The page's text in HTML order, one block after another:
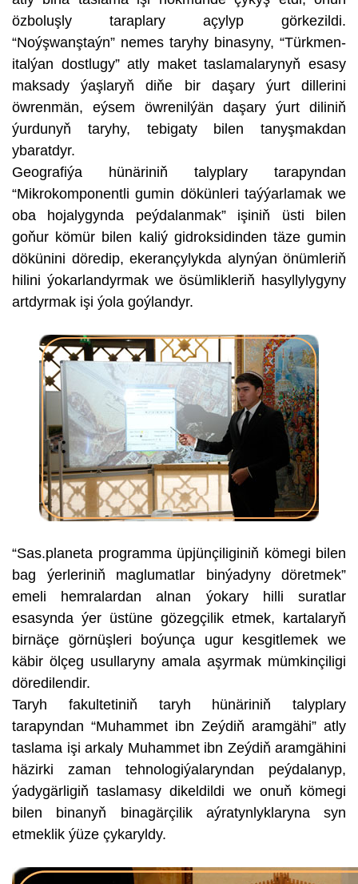
özboluşly taraplary açylyp görkezildi.
“Noýşwanştaýn” nemes taryhy binasyny, “Türkmen-
italýan dostlugy” atly maket taslamalarynyň esasy
maksady ýaşlaryň diňe bir daşary ýurt dillerini
öwrenmän, eýsem öwrenilýän daşary ýurt diliniň
ýurdunyň taryhy, tebigaty bilen tanyşmakdan
ybaratdyr.
Geografiýa hünäriniň talyplary tarapyndan
“Mikrokomponentli gumin dökünleri taýýarlamak we
oba hojalygynda peýdalanmak” işiniň üsti bilen
goňur kömür bilen kaliý gidroksidinden täze gumin
dökünini döredip, ekerançylykda alynýan önümleriň
hilini ýokarlandyrmak we ösümlikleriň hasyllylygyny
artdyrmak işi ýola goýlandyr.
“Sas.planeta programma üpjünçiliginiň kömegi bilen
bag ýerleriniň maglumatlar binýadyny döretmek”
emeli hemralardan alnan ýokary hilli suratlar
esasynda ýer üstüne gözegçilik etmek, kartalaryň
birnäçe görnüşleri boýunça ugur kesgitlemek we
käbir ölçeg usullaryny amala aşyrmak mümkinçiligi
döredilendir.
Taryh fakultetiniň taryh hünäriniň talyplary
tarapyndan “Muhammet ibn Zeýdiň aramgähi” atly
taslama işi arkaly Muhammet ibn Zeýdiň aramgähini
häzirki zaman tehnologiýalaryndan peýdalanyp,
ýadygärligiň taslamasy dikeldildi we onuň kömegi
bilen binanyň binagärçilik aýratynlyklaryna syn
etmeklik ýüze çykaryldy.